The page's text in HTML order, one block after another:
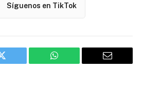
Síguenos en TikTok
Twitter WhatsApp Email